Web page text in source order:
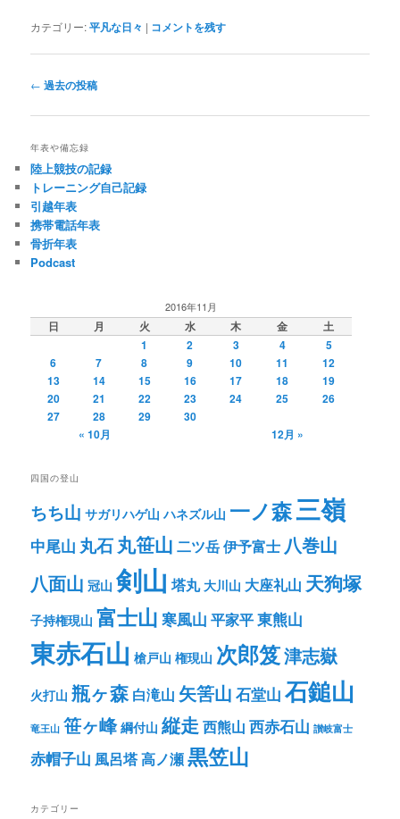
カテゴリー:平凡な日々 | コメントを残す
投
ナ
ー
シ
ョ
ン
← 過去の投稿
年表や備忘録
陸上競技の記録
トレーニング自己記録
引越年表
携帯電話年表
骨折年表
Podcast
2016年11月
日 月 火 水 木 金
土
1
2 3 4
5
6
7 8 9 10 11
12
13
14 15 16 17 18
19
20
21 22 23 24 25
26
27
28 29
30
« 10月
12月 »
四国の登山
ちち山 サガリハゲ山 ハネズル山 一ノ森三嶺
中尾山 丸石丸笹山 二ツ岳伊予富士 八巻山
八面山 冠山 剣山 塔丸 大川山 大座礼山 天狗塚
子持権現山 富士山 寒風山 平家平東熊山
東赤石山 槍戸山 権現山 次郎笈津志嶽
火打山 瓶ヶ森 白滝山 矢筈山 石堂山 石鎚山
竜王山 笹ヶ峰 綱付山 縦走西熊山 西赤石山 讃岐富士
赤帽子山 風呂塔高ノ瀬黒笠山
カテゴリー